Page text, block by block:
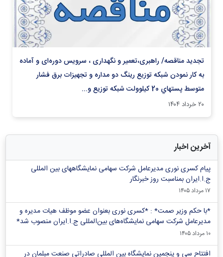
تجدید مناقصه/ راهبری،تعمیر و نگهداری ، سرويس دوره‏‌ای و آماده
به کار نمودن شبکه توزیع رينگ دو مداره و تجهيزات برق فشار
متوسط پستهاي 20 كيلوولت شبکه توزیع و...
۲۰ خرداد ۱۴۰۴
آخرین اخبار
پیام کسری نوری مدیرعامل شرکت سهامی نمایشگاههای بین المللی
ج.ا.ایران بمناسبت روز خبرنگار
۱۷ مرداد ۱۴۰۵
*با حکم وزیر صمت* : *کسری نوری بعنوان عضو موظف هیات مدیره و
مدیرعامل شرکت سهامی نمایشگاه‌های بین‌المللی ج.ا.ایران منصوب شد*
۱۰ مرداد ۱۴۰۵
افتتاح سی و پنجمین نمایشگاه بین المللی صادراتی صنعت مبلمان در